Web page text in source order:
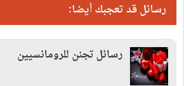
رسائل قد تعجبك أيضا:
رسائل تجنن للرومانسيين